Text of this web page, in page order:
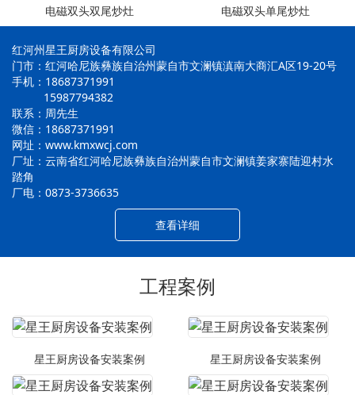
电磁双头双尾炒灶 电磁双头单尾炒灶
红河州星王厨房设备有限公司
门市：红河哈尼族彝族自治州蒙自市文澜镇滇南大商汇A区19-20号
手机：18687371991
15987794382
联系：周先生
微信：18687371991
网址：www.kmxwcj.com
厂址：云南省红河哈尼族彝族自治州蒙自市文澜镇姜家寨陆迎村水
踏角
厂电：0873-3736635
查看详细
工程案例
星王厨房设备安装案例 星王厨房设备安装案例